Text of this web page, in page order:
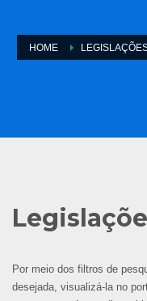
HOME
Por meio dos filtros de
desejada, visualizá-la no